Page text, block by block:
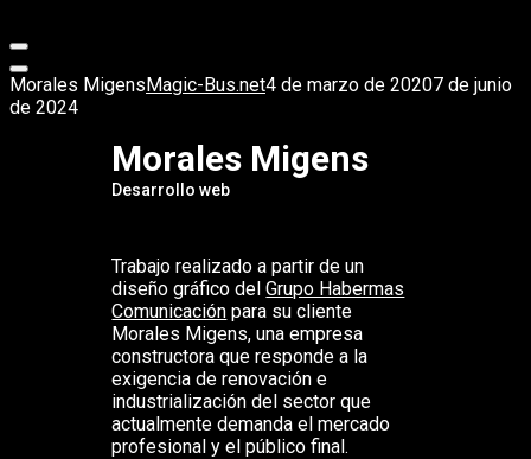
Morales MigensMagic-Bus.net4 de marzo de 20207 de junio
de 2024
Morales Migens
Desarrollo web
Trabajo realizado a partir de un
diseño gráfico delGrupo Habermas
Comunicación para su cliente
Morales Migens, una empresa
constructora que responde a la
exigencia de renovación e
industrialización del sector que
actualmente demanda el mercado
profesional y el público final.